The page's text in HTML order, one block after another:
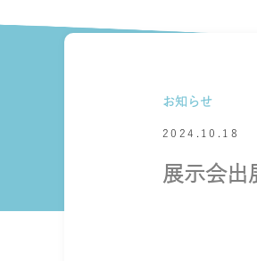
お知らせ
2024.10.18
展示会出